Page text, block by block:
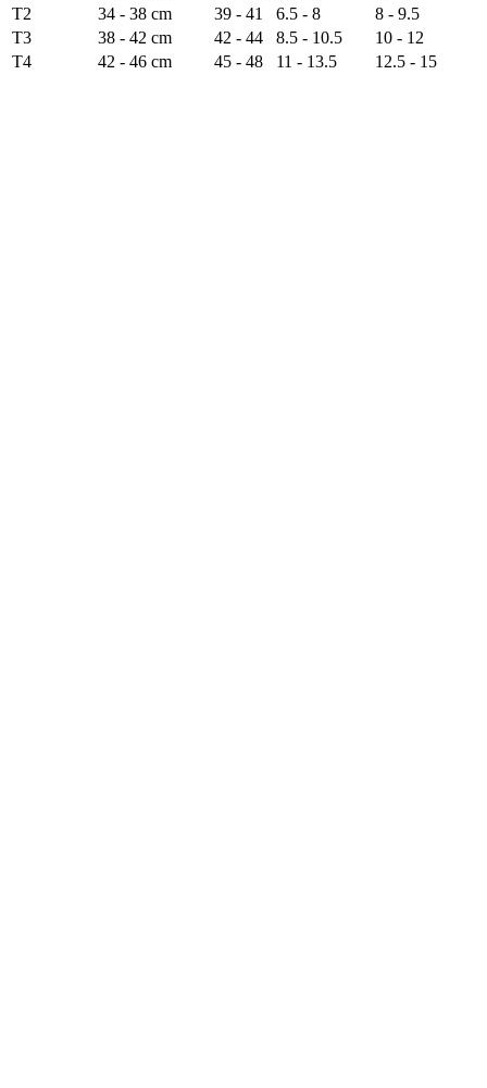
T2
34 - 38 cm 39 - 41 6.5 - 8
8 - 9.5
T3
38 - 42 cm 42 - 44 8.5 - 10.5
10 - 12
T4
42 - 46 cm 45 - 48 11 - 13.5 12.5 - 15